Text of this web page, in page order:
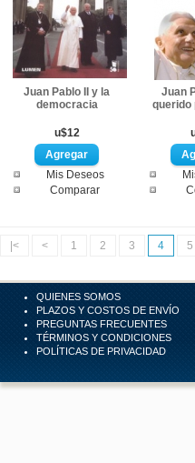
Juan Pablo II y la
democracia
u$12
Mis Deseos
Comparar
Juan
querido
|< < 1 2 3 4 5
QUIENES SOMOS
PLAZOS Y COSTOS DE ENVÍO
PREGUNTAS FRECUENTES
TÉRMINOS Y CONDICIONES
POLÍTICAS DE PRIVACIDAD